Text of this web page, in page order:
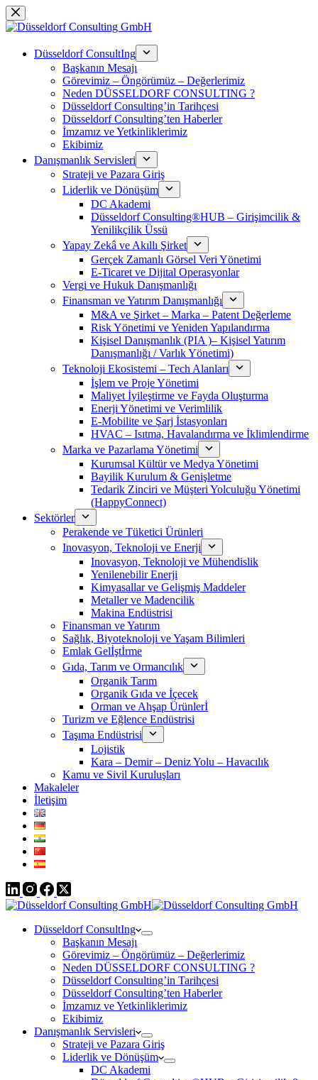
Skip
to
Düsseldorf ConsultIng
Başkanın Mesajı
Görevimiz – Öngörümüz – Değerlerimiz
Neden DÜSSELDORF CONSULTING ?
Düsseldorf Consulting’in Tarihçesi
Düsseldorf Consulting’ten Haberler
İmzamız ve Yetkinliklerimiz
Ekibimiz
Danışmanlık Servisleri
Strateji ve Pazara Giriş
Liderlik ve Dönüşüm
DC Akademi
Düsseldorf Consulting®HUB – Girişimcilik &
Yenilikçilik Üssü
Yapay Zekâ ve Akıllı Şirket
Gerçek Zamanlı Görsel Veri Yönetimi
E-Ticaret ve Dijital Operasyonlar
Vergi ve Hukuk Danışmanlığı
Finansman ve Yatırım Danışmanlığı
M&A ve Şirket – Marka – Patent Değerleme
Risk Yönetimi ve Yeniden Yapılandırma
Kişisel Danışmanlık (PIA )– Kişisel Yatırım
Danışmanlığı / Varlık Yönetimi)
Teknoloji Ekosistemi – Tech Alanları
İşlem ve Proje Yönetimi
Maliyet İyileştirme ve Fayda Oluşturma
Enerji Yönetimi ve Verimlilik
E-Mobilite ve Şarj İstasyonları
HVAC – Isıtma, Havalandırma ve İklimlendirme
Marka ve Pazarlama Yönetimi
Kurumsal Kültür ve Medya Yönetimi
Bayilik Kurulum & Genişletme
Tedarik Zinciri ve Müşteri Yolculuğu Yönetimi
(HappyConnect)
Sektörler
Perakende ve Tüketici Ürünleri
Inovasyon, Teknoloji ve Enerji
Inovasyon, Teknoloji ve Mühendislik
Yenilenebilir Enerji
Kimyasallar ve Gelişmiş Maddeler
Metaller ve Madencilik
Makina Endüstrisi
Finansman ve Yatırım
Sağlık, Biyoteknoloji ve Yaşam Bilimleri
Emlak Gelİştİrme
Gıda, Tarım ve Ormancılık
Organik Tarım
Organik Gıda ve İçecek
Orman ve Ahşap Ürünlerİ
Turizm ve Eğlence Endüstrisi
Taşıma Endüstrisi
Lojistik
Kara – Demir – Deniz Yolu – Havacılık
Kamu ve Sivil Kuruluşları
Makaleler
İletişim
Düsseldorf ConsultIng
Başkanın Mesajı
Görevimiz – Öngörümüz – Değerlerimiz
Neden DÜSSELDORF CONSULTING ?
Düsseldorf Consulting’in Tarihçesi
Düsseldorf Consulting’ten Haberler
İmzamız ve Yetkinliklerimiz
Ekibimiz
Danışmanlık Servisleri
Strateji ve Pazara Giriş
Liderlik ve Dönüşüm
DC Akademi